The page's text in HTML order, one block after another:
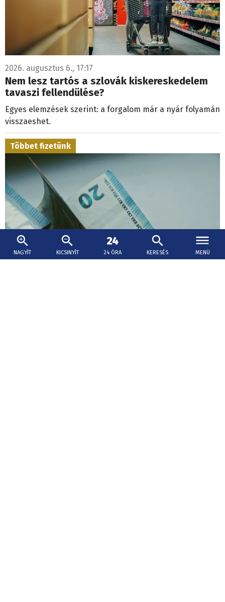
NAGYÍT KICSINYÍT 24 ÓRA KERESÉS MENÜ
2026. augusztus 6., 17:17
Nem lesz tartós a szlovák kiskereskedelem
tavaszi fellendülése?
Egyes elemzések szerint: a forgalom már a nyár folyamán
visszaeshet.
Többet fizetünk